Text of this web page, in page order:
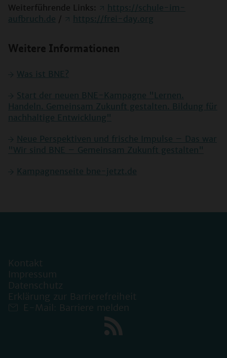
Weiterführende Links:
https://schule-im-
aufbruch.de / https://frei-day.org
Weitere Informationen
Was ist BNE?
Start der neuen BNE-Kampagne "Lernen.
Handeln. Gemeinsam Zukunft gestalten. Bildung für
nachhaltige Entwicklung"
Neue Perspektiven und frische Impulse – Das war
"Wir sind BNE – Gemeinsam Zukunft gestalten"
Kampagnenseite bne-jetzt.de
Kontakt
Impressum
Datenschutz
Erklärung zur Barrierefreiheit
E-Mail: Barriere melden